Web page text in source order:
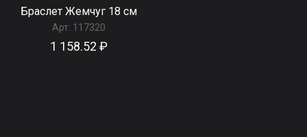
Браслет Жемчуг 18 см
Арт: 117320
1 158.52 ₽